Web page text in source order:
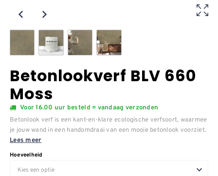
Betonlookverf BLV 660
Moss
Voor 16.00 uur besteld = vandaag verzonden
Betonlook verf is een kant-en-klare ecologische verfsoort, waarmee
je jouw wand in een handomdraai van een mooie betonlook voorziet.
Lees meer
Hoeveelheid